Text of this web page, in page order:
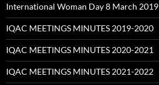
International Woman Day 8 March 2019
IQAC MEETINGS MINUTES 2019-2020
IQAC MEETINGS MINUTES 2020-2021
IQAC MEETINGS MINUTES 2021-2022